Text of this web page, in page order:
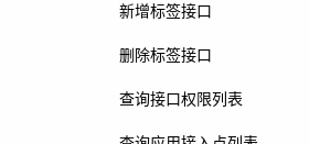
新增标签接口
删除标签接口
查询接口权限列表